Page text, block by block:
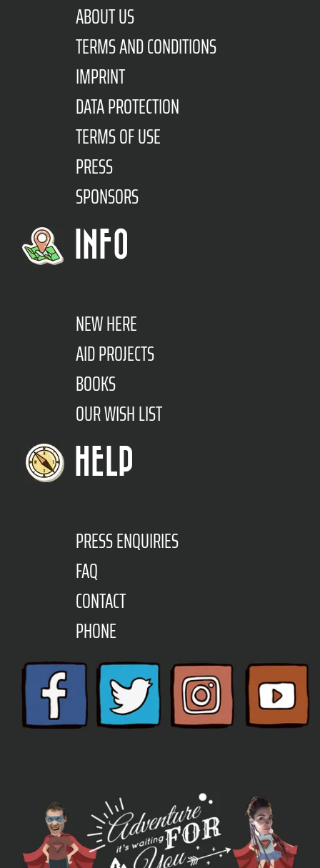
ABOUT US
TERMS AND CONDITIONS
IMPRINT
DATA PROTECTION
TERMS OF USE
PRESS
SPONSORS
INFO
NEW HERE
AID PROJECTS
BOOKS
OUR WISH LIST
HELP
PRESS ENQUIRIES
FAQ
CONTACT
PHONE